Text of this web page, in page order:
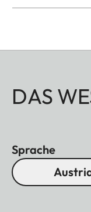
DAS
Sprache